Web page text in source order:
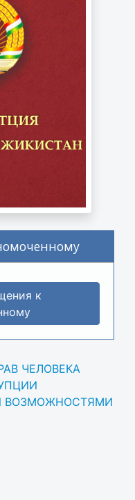
к
ЧЕЛОВЕКА
ВОЗМОЖНОСТЯМИ